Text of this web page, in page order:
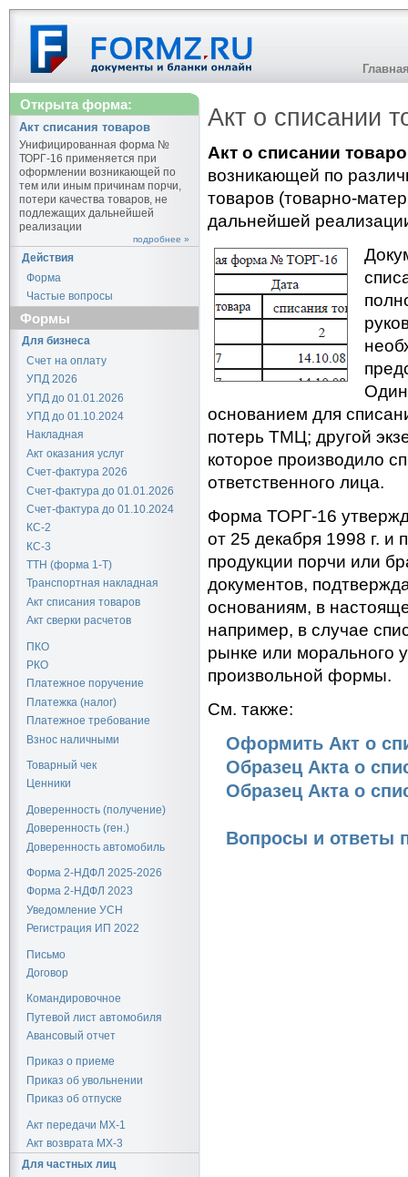
Открыта форма:
Акт списания товаров
Унифицированная форма №
ТОРГ-16 применяется при
оформлении возникающей по
тем или иным причинам порчи,
потери качества товаров, не
подлежащих дальнейшей
реализации
подробнее »
Действия
Форма
Частые вопросы
Формы
Для бизнеса
Счет на оплату
УПД 2026
УПД до 01.01.2026
УПД до 01.10.2024
Накладная
Акт оказания услуг
Счет-фактура 2026
Счет-фактура до 01.01.2026
Счет-фактура до 01.10.2024
КС-2
КС-3
ТТН (форма 1-Т)
Транспортная накладная
Акт списания товаров
Акт сверки расчетов
ПКО
РКО
Платежное поручение
Платежка (налог)
Платежное требование
Взнос наличными
Товарный чек
Ценники
Доверенность (получение)
Доверенность (ген.)
Доверенность автомобиль
Форма 2-НДФЛ 2025-2026
Форма 2-НДФЛ 2023
Уведомление УСН
Регистрация ИП 2022
Письмо
Договор
Командировочное
Путевой лист автомобиля
Авансовый отчет
Приказ о приеме
Приказ об увольнении
Приказ об отпуске
Акт передачи МХ-1
Акт возврата МХ-3
Для частных лиц
Акт о списании
Акт о списании
возникающей по
товаров (товарно-
дальнейшей
Один
основанием для
потерь ТМЦ; другой
которое производило
ответственного лица.
Форма ТОРГ-16
от 25 декабря 1998 г. и
продукции порчи или
документов,
основаниям, в
например, в случае
рынке или морального
произвольной формы.
См. также:
Оформить Акт о
Образец Акта о
Образец Акта о
Вопросы и ответы